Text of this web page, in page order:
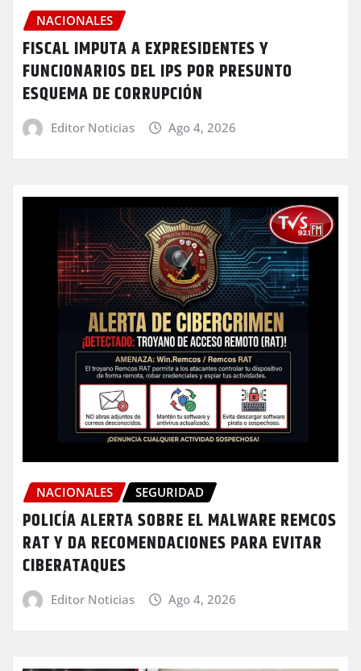
NACIONALES
FISCAL IMPUTA A EXPRESIDENTES Y
FUNCIONARIOS DEL IPS POR PRESUNTO
ESQUEMA DE CORRUPCIÓN
Editor Noticias Ago 4, 2026
NACIONALES SEGURIDAD
POLICÍA ALERTA SOBRE EL MALWARE REMCOS
RAT Y DA RECOMENDACIONES PARA EVITAR
CIBERATAQUES
Editor Noticias Ago 4, 2026